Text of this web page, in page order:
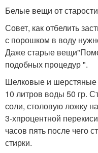
Белые вещи от
Совет, как отбелить
с порошком в воду
Даже старые
подобных процедур ".
Шелковые и шерстяные
10 литров воды 50 гр.
соли, столовую ложку
3-хпроцентной
часов пять после чего
стирки.